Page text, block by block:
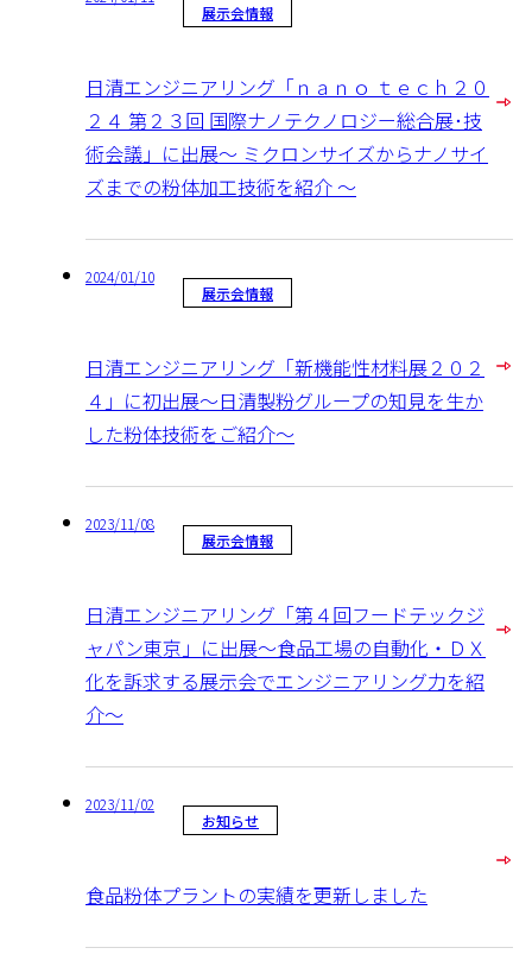
展示会情報
日清エンジニアリング「ｎａｎｏ ｔｅｃｈ２０
２４ 第２３回 国際ナノテクノロジー総合展･技
術会議」に出展～ ミクロンサイズからナノサイ
ズまでの粉体加工技術を紹介 ～
2024/01/10
展示会情報
日清エンジニアリング「新機能性材料展２０２
４」に初出展～日清製粉グループの知見を生か
した粉体技術をご紹介～
2023/11/08
展示会情報
日清エンジニアリング「第４回フードテックジ
ャパン東京」に出展～食品工場の自動化・ＤＸ
化を訴求する展示会でエンジニアリング力を紹
介～
2023/11/02
お知らせ
食品粉体プラントの実績を更新しました